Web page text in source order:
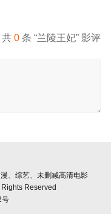
共0 条 “兰陵王妃” 影评
、综艺、未删减高清电影
Reserved
号